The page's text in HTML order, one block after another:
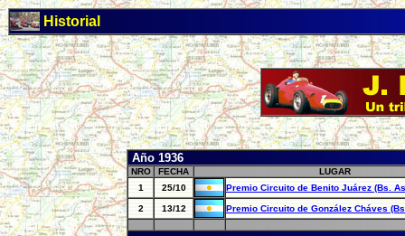
Historial
Año 1936
NRO FECHA
LUGAR
1
25/10 Premio Circuito de Benito Juárez (Bs.
2 13/12 Premio Circuito de González Cháves